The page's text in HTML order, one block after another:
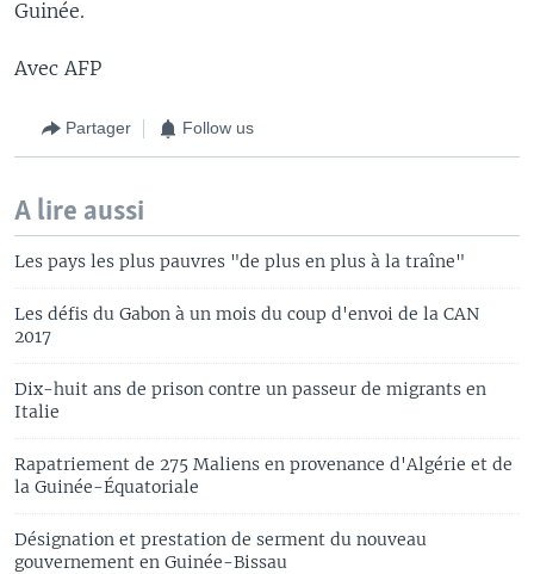
Guinée.
Avec AFP
Partager Follow us
A lire aussi
Les pays les plus pauvres "de plus en plus à la traîne"
Les défis du Gabon à un mois du coup d'envoi de la CAN
2017
Dix-huit ans de prison contre un passeur de migrants en
Italie
Rapatriement de 275 Maliens en provenance d'Algérie et de
la Guinée-Équatoriale
Désignation et prestation de serment du nouveau
gouvernement en Guinée-Bissau